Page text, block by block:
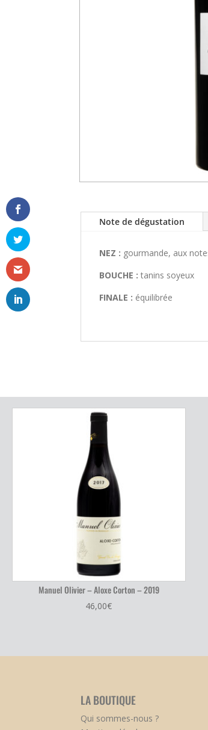
Note de dégustation
NEZ : gourmande, aux
BOUCHE :tanins soyeux
FINALE : équilibrée
Manuel Olivier – Aloxe Corton – 2019
46,00€
LA BOUTIQUE
Qui sommes-nous ?